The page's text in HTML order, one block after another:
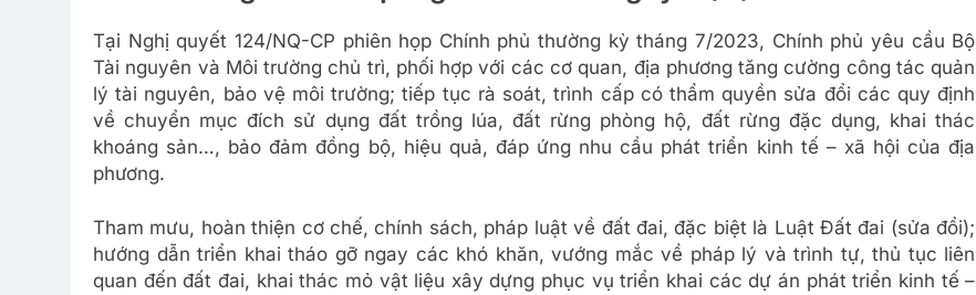
Tại Nghị quyết 124/NQ-CP phiên họp Chính phủ thường kỳ tháng 7/2023, Chính phủ yêu cầu Bộ
Tài nguyên và Môi trường chủ trì, phối hợp với các cơ quan, địa phương tăng cường công tác quản
lý tài nguyên, bảo vệ môi trường; tiếp tục rà soát, trình cấp có thẩm quyền sửa đổi các quy định
về chuyển mục đích sử dụng đất trồng lúa, đất rừng phòng hộ, đất rừng đặc dụng, khai thác
khoáng sản…, bảo đảm đồng bộ, hiệu quả, đáp ứng nhu cầu phát triển kinh tế – xã hội của địa
phương.
Tham mưu, hoàn thiện cơ chế, chính sách, pháp luật về đất đai, đặc biệt là Luật Đất đai (sửa đổi);
hướng dẫn triển khai tháo gỡ ngay các khó khăn, vướng mắc về pháp lý và trình tự, thủ tục liên
quan đến đất đai, khai thác mỏ vật liệu xây dựng phục vụ triển khai các dự án phát triển kinh tế –